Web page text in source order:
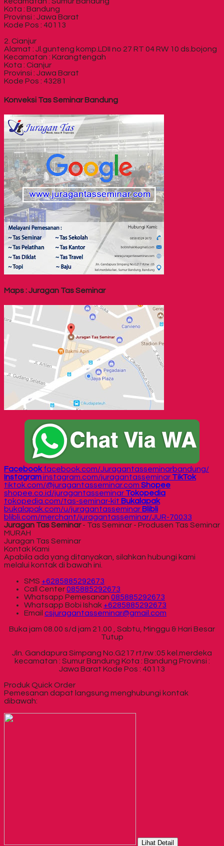
Kota : Bandung
Provinsi : Jawa Barat
Kode Pos : 40113
2. Cianjur
Alamat : Jl.gunteng komp.LDII no 27 RT 04 RW 10 ds.bojong
Kecamatan : Karangtengah
Kota : Cianjur
Provinsi : Jawa Barat
Kode Pos : 43281
Konveksi Tas Seminar Bandung
Maps : Juragan Tas Seminar
Facebook facebook.com/Juragantasseminarbandung/
Instagraminstagram.com/juragantasseminar TikTok
tiktok.com/@juragantasseminar.com Shopee
shopee.co.id/juragantasseminar Tokopedia
tokopedia.com/tas-seminar-kit Bukalapak
bukalapak.com/u/juragantasseminar Blibli
blibli.com/merchant/juragantasseminar/JUR-70033
Juragan Tas Seminar- Tas Seminar - Produsen Tas Seminar
MURAH
Juragan Tas Seminar
Kontak Kami
Apabila ada yang ditanyakan, silahkan hubungi kami
melalui kontak di bawah ini.
SMS +6285885292673
Call Center085885292673
Whatsapp Pemesanan 085885292673
Whatsapp Bobi Ishak +6285885292673
Email csjuragantasseminar@gmail.com
Buka jam 08.00 s/d jam 21.00 , Sabtu, Minggu & Hari Besar
Tutup
Jln. Gandapura Simpang No.G217 rt/rw :05 kel.merdeka
kecamatan : Sumur Bandung Kota : Bandung Provinsi :
Jawa Barat Kode Pos : 40113
Produk Quick Order
Pemesanan dapat langsung menghubungi kontak
dibawah:
Lihat Detail